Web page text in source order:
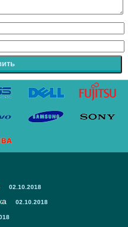
02.10.2018
02.10.2018